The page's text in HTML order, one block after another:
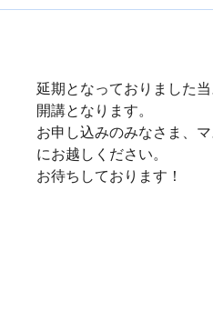
延期となっておりました
開講となります。
お申し込みのみなさま、
にお越しください。
お待ちしております！